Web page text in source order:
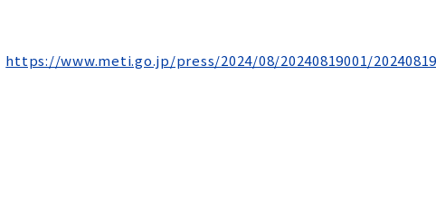
https://www.meti.go.jp/press/2024/08/20240819001/